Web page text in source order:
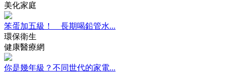
美化家庭
笨蛋加五級！ 長期喝鉛管水...
環保衛生
健康醫療網
你是幾年級？不同世代的家電...